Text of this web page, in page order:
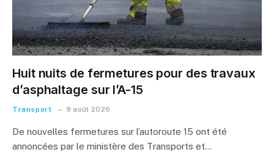
Huit nuits de fermetures pour des travaux
d’asphaltage sur l’A-15
Transport 9 août 2026
De nouvelles fermetures sur l’autoroute 15 ont été
annoncées par le ministère des Transports et…